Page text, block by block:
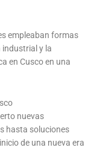
empleaban formas
industrial y la
en Cusco en una
nuevas
hasta soluciones
de una nueva era